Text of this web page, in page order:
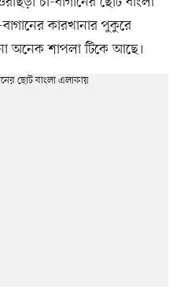
কারখানার পুকুরে
অনেক শাপলা টিকে আছে।